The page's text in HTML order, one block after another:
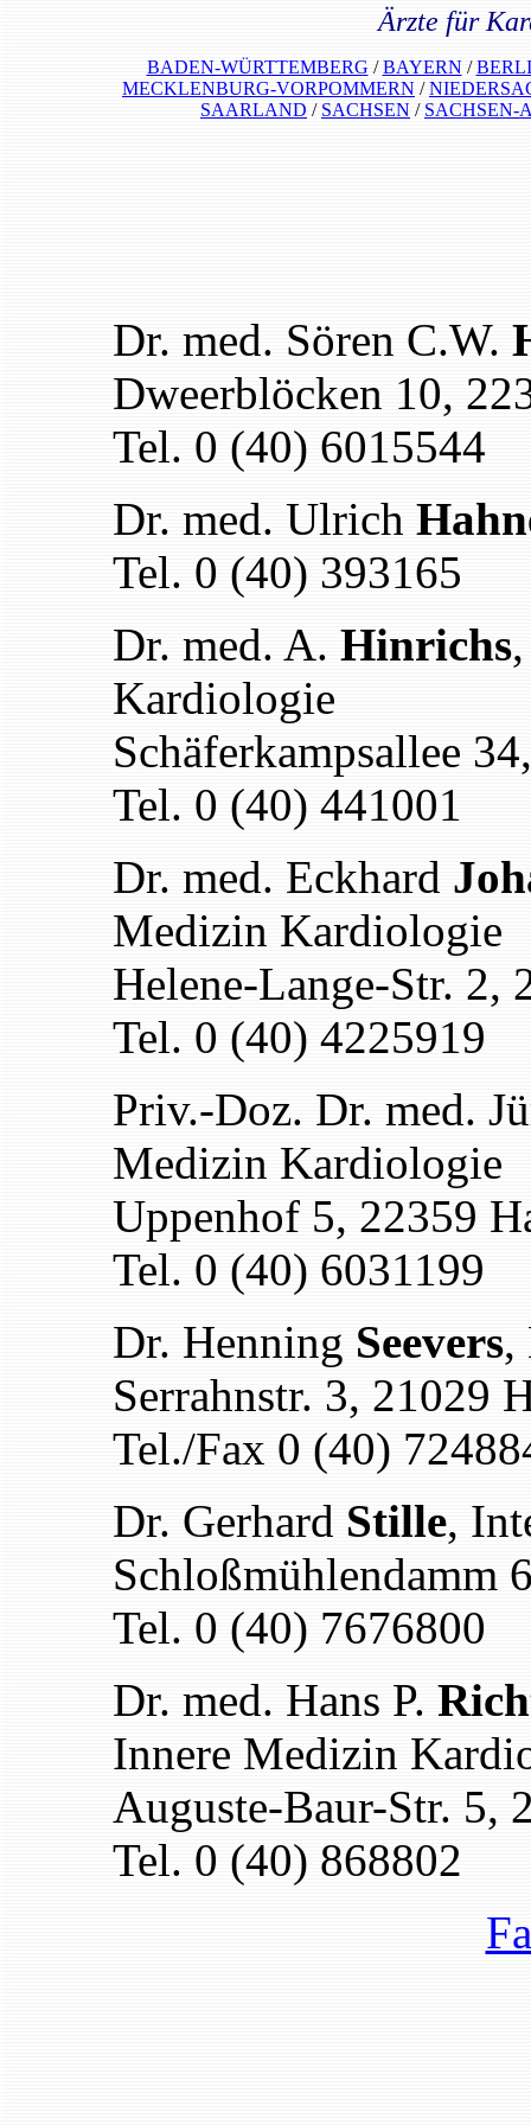
Ärzte für
BADEN-WÜRTTEMBERG /BAYERN/
MECKLENBURG-VORPOMMERN /
SAARLAND / SACHSEN / SACHSEN-
Dr. med. Sören C.W.
Dweerblöcken 10,
Tel. 0 (40) 6015544
Dr. med. Ulrich
Tel. 0 (40) 393165
Dr. med. A. Hinrichs
Kardiologie
Schäferkampsallee
Tel. 0 (40) 441001
Dr. med. Eckhard
Medizin Kardiologie
Helene-Lange-Str. 2,
Tel. 0 (40) 4225919
Priv.-Doz. Dr. med.
Medizin Kardiologie
Uppenhof 5, 22359
Tel. 0 (40) 6031199
Dr. Henning Seevers,
Serrahnstr. 3, 21029
Tel./Fax 0 (40)
Dr. Gerhard Stille,
Schloßmühlendamm
Tel. 0 (40) 7676800
Dr. med. Hans P.
Innere Medizin
Auguste-Baur-Str. 5,
Tel. 0 (40) 868802